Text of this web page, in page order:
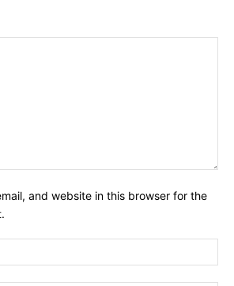
and website in this browser for the